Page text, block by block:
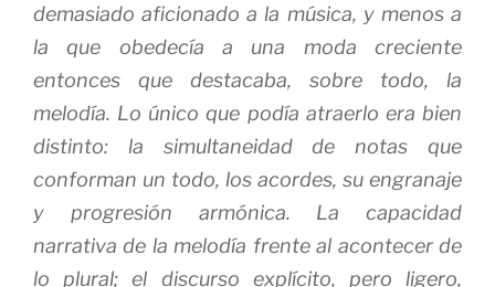
demasiado aficionado a la música, y menos a
la que obedecía a una moda creciente
entonces que destacaba, sobre todo, la
melodía. Lo único que podía atraerlo era bien
distinto: la simultaneidad de notas que
conforman un todo, los acordes, su engranaje
y progresión armónica. La capacidad
narrativa de la melodía frente al acontecer de
lo plural; el discurso explícito, pero ligero,